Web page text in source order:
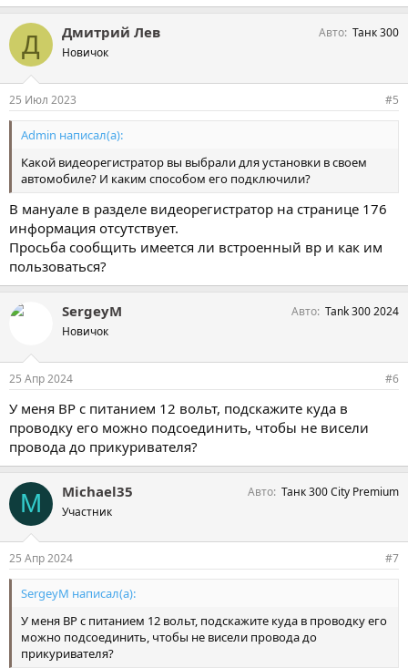
Д Дмитрий Лев
Новичок
Авто Танк 300
25 Июл 2023 #5
Admin написал(а):
Какой видеорегистратор вы выбрали для установки в своем
автомобиле? И каким способом его подключили?
В мануале в разделе видеорегистратор на странице 176
информация отсутствует.
Просьба сообщить имеется ли встроенный вр и как им
пользоваться?
SergeyM
Новичок
Авто Tank 300 2024
25 Апр 2024 #6
У меня ВР с питанием 12 вольт, подскажите куда в
проводку его можно подсоединить, чтобы не висели
провода до прикуривателя?
M Michael35
Участник
Авто Танк 300 City Premium
25 Апр 2024 #7
SergeyM написал(а):
У меня ВР с питанием 12 вольт, подскажите куда в проводку его
можно подсоединить, чтобы не висели провода до
прикуривателя?